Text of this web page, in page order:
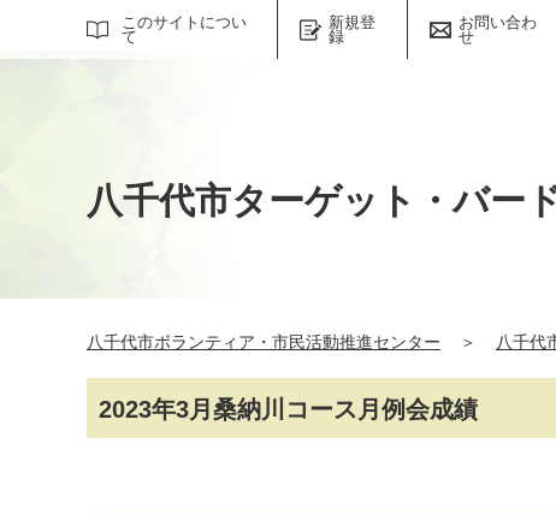
このサイトについ
て
新規登
録
お問い合わ
せ
サイト内検索
八千代市ターゲット・バー
八千代市ボランティア・市民活動推進センター ＞ 八千代
2023年3月桑納川コース月例会成績